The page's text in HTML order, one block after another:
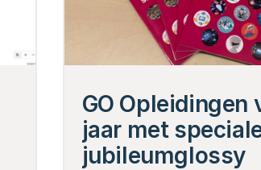
GO Opleidingen
jaar met
jubileumglossy